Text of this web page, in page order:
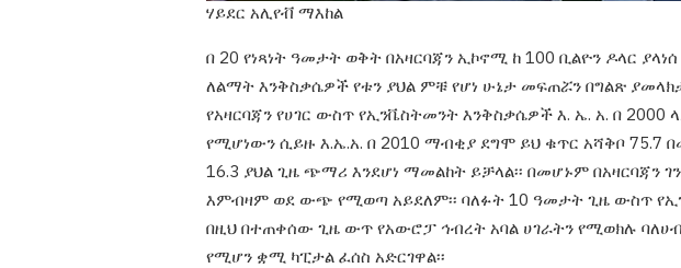
ሃይደር አሊየቭ ማእከል
በ 20 የነጻነት ዓመታት ወቅት በአዛርባጃን ኢኮኖሚ ከ 100 ቢልዮን ዶላር
ለልማት እንቅስቃሴዎች የቱን ያህል ምቹ የሆነ ሁኔታ መፍጠሯን በግልጽ
የአዛርባጃን የሀገር ውስጥ የኢንቬስትመንት እንቅስቃሴዎች እ. ኤ. አ. በ 2000
የሚሆነውን ሲይዙ እ.ኤ.አ. በ 2010 ማብቂያ ደግሞ ይህ ቁጥር አሻቅቦ 75.7
16.3 ያህል ጊዜ ጭማሪ እንደሆነ ማመልከት ይቻላል፡፡ በመሆኑም በአዛርባጃን
እምብዛም ወደ ውጭ የሚወጣ አይደለም፡፡ ባለፉት 10 ዓመታት ጊዜ ውስጥ
በዚህ በተጠቀሰው ጊዜ ውጥ የአውሮፓ ኅብረት አባል ሀገራትን የሚወክሉ
የሚሆን ቋሚ ካፒታል ፈሰስ አድርገዋል፡፡